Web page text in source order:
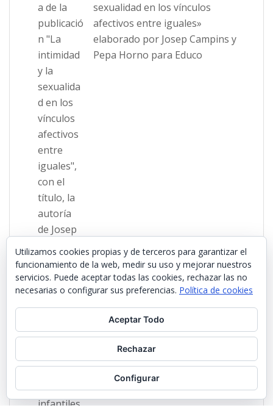
sexualidad en los vínculos
afectivos entre iguales»
elaborado por Josep Campins y
Pepa Horno para Educo
Utilizamos cookies propias y de terceros para garantizar el
funcionamiento de la web, medir su uso y mejorar nuestros
servicios. Puede aceptar todas las cookies, rechazar las no
necesarias o configurar sus preferencias. Política de cookies
Aceptar Todo
Rechazar
Configurar